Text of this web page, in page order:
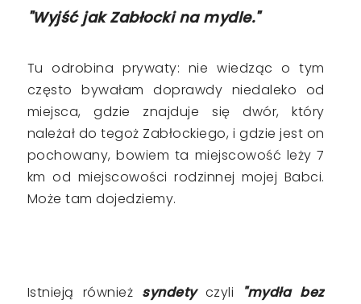
"Wyjść jak Zabłocki na mydle."
Tu odrobina prywaty: nie wiedząc o tym
często bywałam doprawdy niedaleko od
miejsca, gdzie znajduje się dwór, który
należał do tegoż Zabłockiego, i gdzie jest on
pochowany, bowiem ta miejscowość leży 7
km od miejscowości rodzinnej mojej Babci.
Może tam dojedziemy.
Istnieją również syndety czyli
"mydła bez